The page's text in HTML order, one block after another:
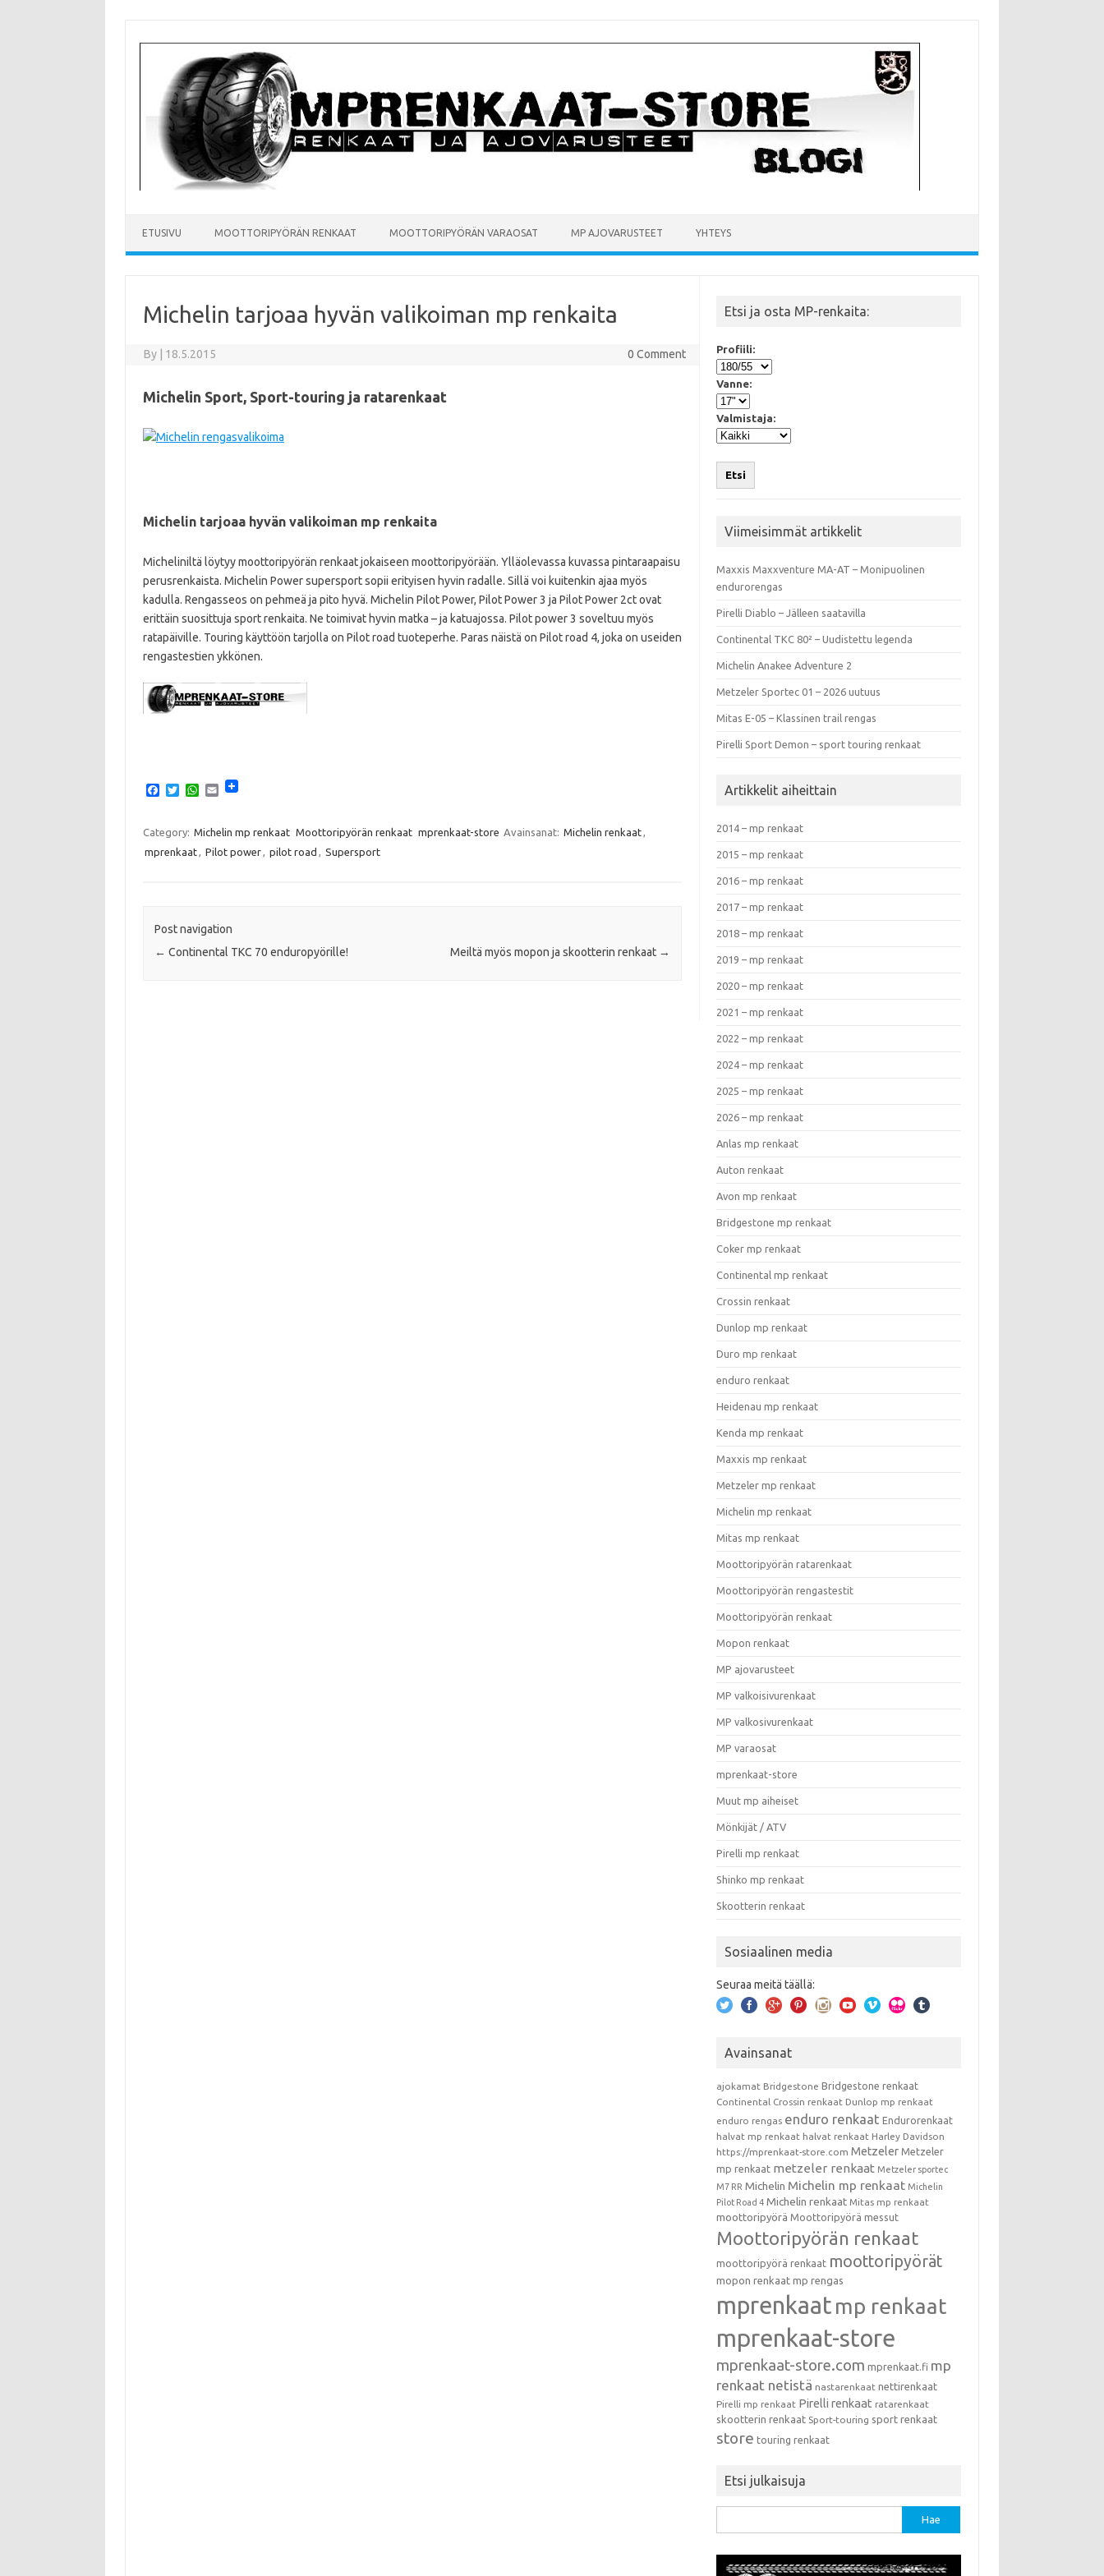
content
ETUSIVU MOOTTORIPYÖRÄN RENKAAT MOOTTORIPYÖRÄN VARAOSAT MP AJOVARUSTEET YHTEYS
Michelin tarjoaa hyvän valikoiman mp renkaita
By 18.5.2015 0 Comment
Michelin Sport, Sport-touring ja ratarenkaat
Michelin tarjoaa hyvän valikoiman mp renkaita
Micheliniltä löytyy moottoripyörän renkaat jokaiseen moottoripyörään. Ylläolevassa kuvassa pintaraapaisu
perusrenkaista. Michelin Power supersport sopii erityisen hyvin radalle. Sillä voi kuitenkin ajaa myös
kadulla. Rengasseos on pehmeä ja pito hyvä. Michelin Pilot Power, Pilot Power 3 ja Pilot Power 2ct ovat
erittäin suosittuja sport renkaita. Ne toimivat hyvin matka – ja katuajossa. Pilot power 3 soveltuu myös
ratapäiville. Touring käyttöön tarjolla on Pilot road tuoteperhe. Paras näistä on Pilot road 4, joka on useiden
rengastestien ykkönen.
F
e
b
o
T
t
t
e
W
t
A
E
i
Category: Michelin mp renkaat Moottoripyörän renkaat mprenkaat-store Avainsanat: Michelin renkaat,
mprenkaat, Pilot power, pilot road , Supersport
Post navigation
← Continental TKC 70 enduropyörille! Meiltä myös mopon ja skootterin renkaat →
Etsi ja osta MP-renkaita:
Profiili:
Vanne:
Valmistaja:
Etsi
Viimeisimmät artikkelit
Maxxis Maxxventure MA-AT – Monipuolinen
endurorengas
Pirelli Diablo – Jälleen saatavilla
Continental TKC 80² – Uudistettu legenda
Michelin Anakee Adventure 2
Metzeler Sportec 01 – 2026 uutuus
Mitas E-05 – Klassinen trail rengas
Pirelli Sport Demon – sport touring renkaat
Artikkelit aiheittain
2014 – mp renkaat
2015 – mp renkaat
2016 – mp renkaat
2017 – mp renkaat
2018 – mp renkaat
2019 – mp renkaat
2020 – mp renkaat
2021 – mp renkaat
2022 – mp renkaat
2024 – mp renkaat
2025 – mp renkaat
2026 – mp renkaat
Anlas mp renkaat
Auton renkaat
Avon mp renkaat
Bridgestone mp renkaat
Coker mp renkaat
Continental mp renkaat
Crossin renkaat
Dunlop mp renkaat
Duro mp renkaat
enduro renkaat
Heidenau mp renkaat
Kenda mp renkaat
Maxxis mp renkaat
Metzeler mp renkaat
Michelin mp renkaat
Mitas mp renkaat
Moottoripyörän ratarenkaat
Moottoripyörän rengastestit
Moottoripyörän renkaat
Mopon renkaat
MP ajovarusteet
MP valkoisivurenkaat
MP valkosivurenkaat
MP varaosat
mprenkaat-store
Muut mp aiheiset
Mönkijät / ATV
Pirelli mp renkaat
Shinko mp renkaat
Skootterin renkaat
Sosiaalinen media
Seuraa meitä täällä:
Avainsanat
ajokamat Bridgestone Bridgestone renkaat
Continental Crossin renkaat Dunlop mp renkaat
enduro rengas enduro renkaat Endurorenkaat
halvat mp renkaat halvat renkaat Harley Davidson
https://mprenkaat-store.com Metzeler Metzeler
mp renkaat metzeler renkaat Metzeler sportec
M7 RR Michelin Michelin mp renkaat Michelin
Pilot Road 4 Michelin renkaat Mitas mp renkaat
moottoripyörä Moottoripyörä messut
Moottoripyörän renkaat
moottoripyörä renkaat moottoripyörät
mopon renkaat mp rengas
mprenkaat mp renkaat
mprenkaat-store
mprenkaat-store.com mprenkaat.fi mp
renkaat netistä nastarenkaat nettirenkaat
Pirelli mp renkaat Pirelli renkaat ratarenkaat
skootterin renkaat Sport-touring sport renkaat
store touring renkaat
Etsi julkaisuja